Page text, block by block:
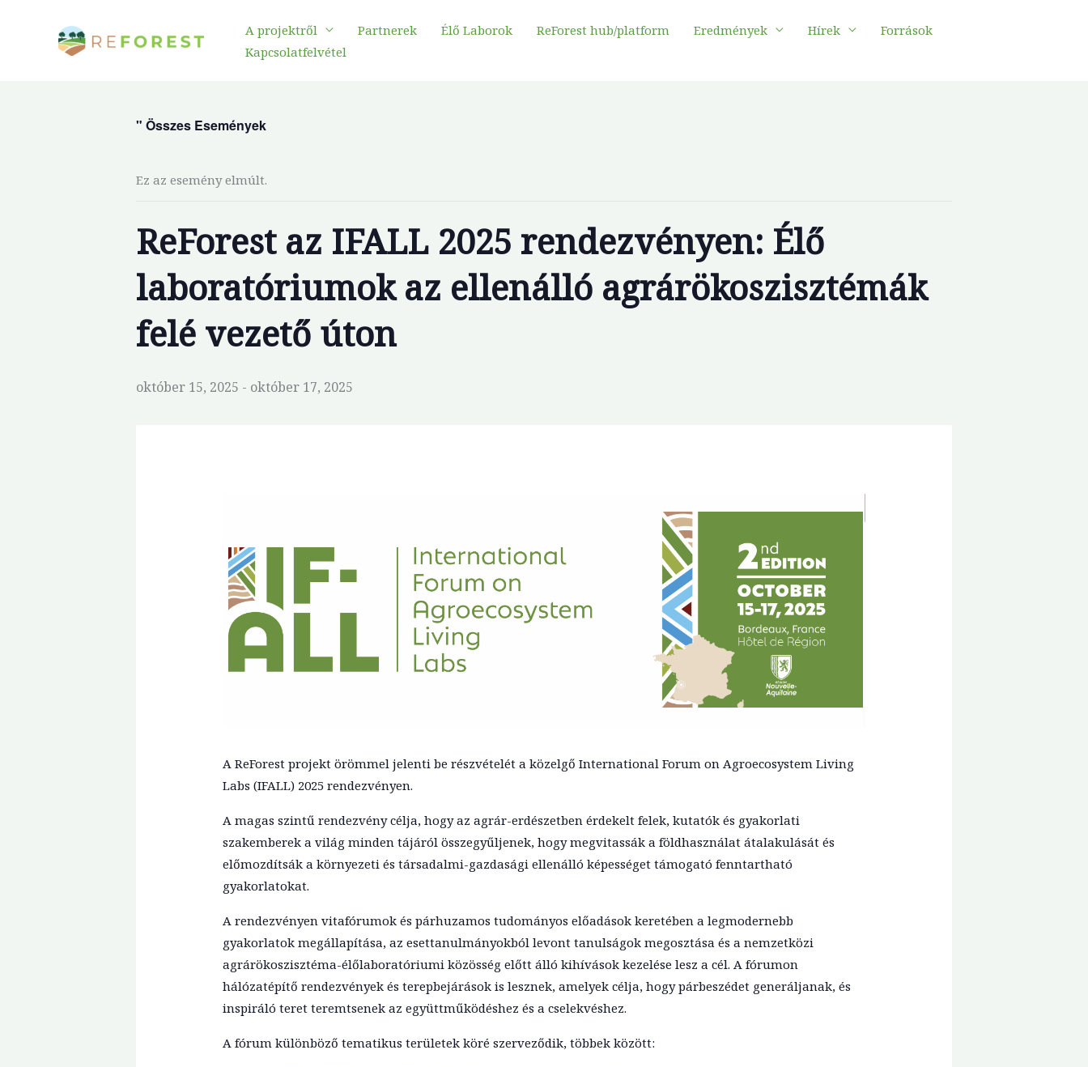
tartalomra
A projektről Partnerek Élő Laborok ReForest hub/platform Eredmények Hírek
Források
Kapcsolatfelvétel
" Összes Események
Ez az esemény elmúlt.
ReForest az IFALL 2025 rendezvényen: Élő
laboratóriumok az ellenálló agrárökoszisztémák
felé vezető úton
október 15, 2025 - október 17, 2025
A ReForest projekt örömmel jelenti be részvételét a közelgő International Forum on Agroecosystem Living
Labs (IFALL) 2025 rendezvényen.
A magas szintű rendezvény célja, hogy az agrár-erdészetben érdekelt felek, kutatók és gyakorlati
szakemberek a világ minden tájáról összegyűljenek, hogy megvitassák a földhasználat átalakulását és
előmozdítsák a környezeti és társadalmi-gazdasági ellenálló képességet támogató fenntartható
gyakorlatokat.
A rendezvényen vitafórumok és párhuzamos tudományos előadások keretében a legmodernebb
gyakorlatok megállapítása, az esettanulmányokból levont tanulságok megosztása és a nemzetközi
agrárökoszisztéma-élőlaboratóriumi közösség előtt álló kihívások kezelése lesz a cél. A fórumon
hálózatépítő rendezvények és terepbejárások is lesznek, amelyek célja, hogy párbeszédet generáljanak, és
inspiráló teret teremtsenek az együttműködéshez és a cselekvéshez.
A fórum különböző tematikus területek köré szerveződik, többek között: